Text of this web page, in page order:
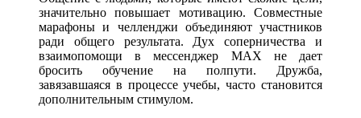
значительно повышает мотивацию. Совместные
марафоны и челленджи объединяют участников
ради общего результата. Дух соперничества и
взаимопомощи в мессенджер MAX не дает
бросить обучение на полпути. Дружба,
завязавшаяся в процессе учебы, часто становится
дополнительным стимулом.